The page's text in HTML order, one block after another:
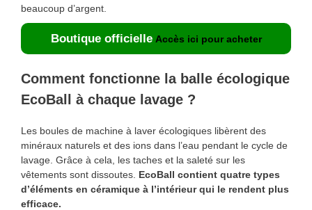
beaucoup d’argent.
Boutique officielle Accès ici pour acheter
Comment fonctionne la balle écologique
EcoBall à chaque lavage ?
Les boules de machine à laver écologiques libèrent des
minéraux naturels et des ions dans l’eau pendant le cycle de
lavage. Grâce à cela, les taches et la saleté sur les
vêtements sont dissoutes. EcoBall contient quatre types
d’éléments en céramique à l’intérieur qui le rendent plus
efficace.